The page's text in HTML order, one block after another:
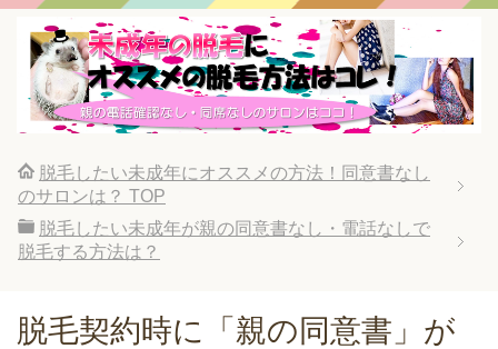
脱毛したい未成年にオススメの方法！同意書なし
のサロンは？ TOP
脱毛したい未成年が親の同意書なし・電話なしで
脱毛する方法は？
脱毛契約時に「親の同意書」が